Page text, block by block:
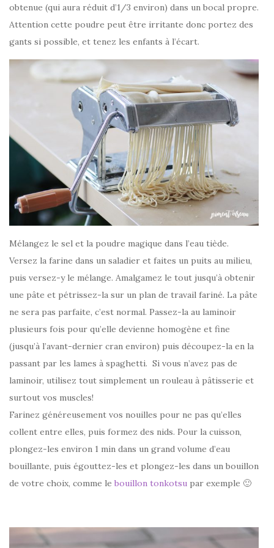
obtenue (qui aura réduit d’1/3 environ) dans un bocal propre.
Attention cette poudre peut être irritante donc portez des
gants si possible, et tenez les enfants à l’écart.
Mélangez le sel et la poudre magique dans l’eau tiède.
Versez la farine dans un saladier et faites un puits au milieu,
puis versez-y le mélange. Amalgamez le tout jusqu’à obtenir
une pâte et pétrissez-la sur un plan de travail fariné. La pâte
ne sera pas parfaite, c’est normal. Passez-la au laminoir
plusieurs fois pour qu’elle devienne homogène et fine
(jusqu’à l’avant-dernier cran environ) puis découpez-la en la
passant par les lames à spaghetti. Si vous n’avez pas de
laminoir, utilisez tout simplement un rouleau à pâtisserie et
surtout vos muscles!
Farinez généreusement vos nouilles pour ne pas qu’elles
collent entre elles, puis formez des nids. Pour la cuisson,
plongez-les environ 1 min dans un grand volume d’eau
bouillante, puis égouttez-les et plongez-les dans un bouillon
de votre choix, comme le bouillon tonkotsu par exemple 🙂